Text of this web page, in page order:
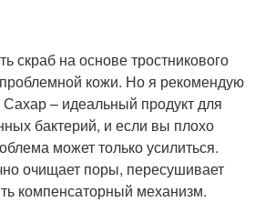
скраб на основе тростникового
кожи. Но я рекомендую
– идеальный продукт для
бактерий, и если вы плохо
может только усилиться.
очищает поры, пересушивает
компенсаторный механизм.